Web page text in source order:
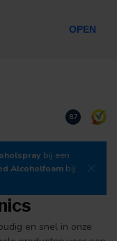
Download
8.7
bij een
Alcoholfoam bij
en snel in onze
OPEN